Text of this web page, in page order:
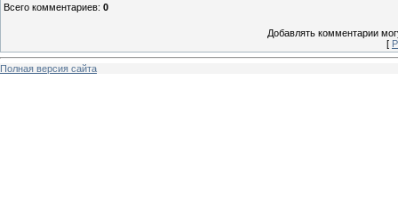
Всего комментариев: 0
Добавлять комментарии
[
Полная версия сайта